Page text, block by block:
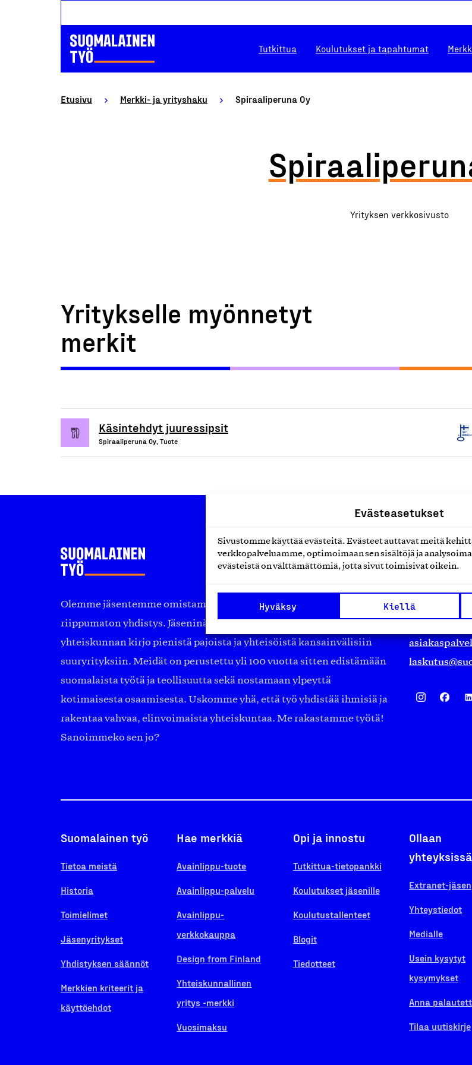
Evästeasetukset
Sivustomme käyttää evästeitä. Evästeet auttavat meitä
verkkopalveluamme, optimoimaan sen sisältöjä ja
evästeistä on välttämättömiä, jotta sivut toimisivat oikein.
Hyväksy Kiellä
Tutkittua Koulutukset ja tapahtumat
Etusivu Merkki- ja yrityshaku Spiraaliperuna Oy
Yrityksen verkkosivusto
Yritykselle myönnetyt
merkit
Käsintehdyt juuressipsit
Spiraaliperuna Oy, Tuote
Olemme jäsentemme omistama puolueeton, työmarkkinajärjestöistä
riippumaton yhdistys. Jäseninämme on koko suomalaisen
yhteiskunnan kirjo pienistä pajoista ja yhteisöistä kansainvälisiin
suuryrityksiin. Meidät on perustettu yli 100 vuotta sitten edistämään
suomalaista työtä ja teollisuutta sekä nostamaan ylpeyttä
kotimaisesta osaamisesta. Uskomme yhä, että työ yhdistää ihmisiä ja
rakentaa vahvaa, elinvoimaista yhteiskuntaa. Me rakastamme työtä!
Sanoimmeko sen jo?
00130
Suomalainen työ
Tietoa meistä
Historia
Toimielimet
Jäsenyritykset
Yhdistyksen säännöt
Merkkien kriteerit ja
käyttöehdot
Hae merkkiä
Avainlippu-tuote
Avainlippu-palvelu
Avainlippu-
verkkokauppa
Design from Finland
Yhteiskunnallinen
yritys -merkki
Vuosimaksu
Opi ja innostu
Tutkittua-tietopankki
Koulutukset jäsenille
Koulutustallenteet
Blogit
Tiedotteet
Ollaan
yhteyksissä
Extranet-
Yhteystiedot
Medialle
Usein kysytyt
kysymykset
Anna
Tilaa uutiskirje